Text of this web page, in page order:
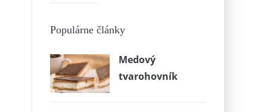
Populárne články
Medový
tvarohovník